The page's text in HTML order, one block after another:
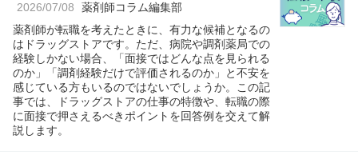
2026/07/08 薬剤師コラム編集部
薬剤師が転職を考えたときに、有力な候補となるの
はドラッグストアです。ただ、病院や調剤薬局での
経験しかない場合、「面接ではどんな点を見られる
のか」「調剤経験だけで評価されるのか」と不安を
感じている方もいるのではないでしょうか。この記
事では、ドラッグストアの仕事の特徴や、転職の際
に面接で押さえるべきポイントを回答例を交えて解
説します。